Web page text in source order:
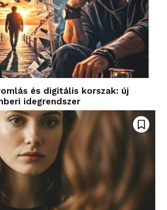
és digitális korszak: új
idegrendszer